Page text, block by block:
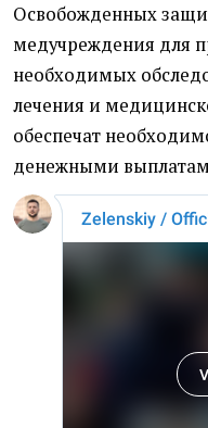
Освобожденных
медучреждения для
необходимых
лечения и
обеспечат
денежными